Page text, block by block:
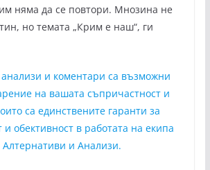
няма да се повтори. Мнозина не
но темата „Крим е наш“, ги
анализи и коментари са възможни
на вашата съпричастност и
са единствените гаранти за
и обективност в работата на екипа
Алтернативи и Анализи.